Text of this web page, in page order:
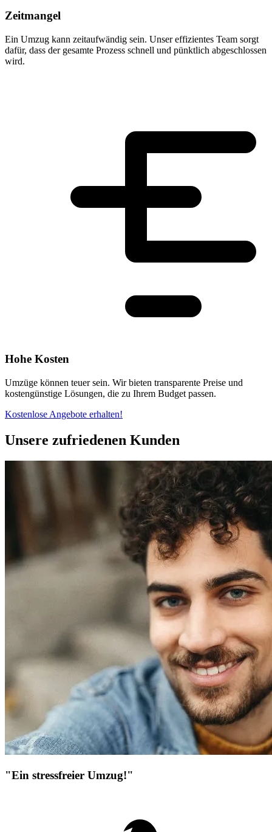
Zeitmangel
Ein Umzug kann zeitaufwändig sein. Unser effizientes Team sorgt
dafür, dass der gesamte Prozess schnell und pünktlich abgeschlossen
wird.
Hohe Kosten
Umzüge können teuer sein. Wir bieten transparente Preise und
kostengünstige Lösungen, die zu Ihrem Budget passen.
Kostenlose Angebote erhalten!
Unsere zufriedenen Kunden
"Ein stressfreier Umzug!"